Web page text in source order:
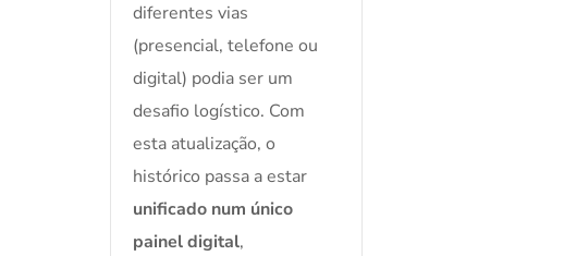
diferentes vias
(presencial, telefone ou
digital) podia ser um
desafio logístico. Com
esta atualização, o
histórico passa a estar
unificado num único
painel digital,